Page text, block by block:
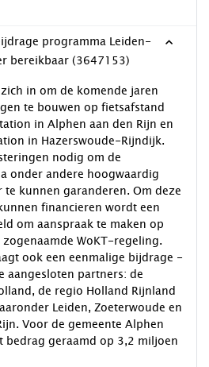
programma Leiden-
bereikbaar (3647153)
in om de komende jaren
te bouwen op fietsafstand
in Alphen aan den Rijn en
in Hazerswoude-Rijndijk.
nodig om de
onder andere hoogwaardig
te kunnen garanderen. Om deze
financieren wordt een
om aanspraak te maken op
WoKT-regeling.
ook een eenmalige bijdrage -
aangesloten partners: de
de regio Holland Rijnland
Leiden, Zoeterwoude en
Voor de gemeente Alphen
bedrag geraamd op 3,2 miljoen